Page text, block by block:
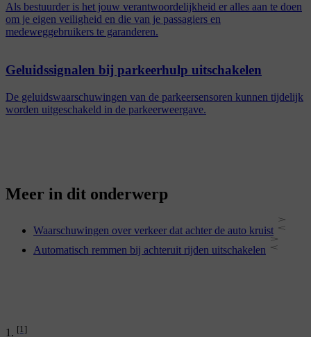
[1]
Als bestuurder is het jouw verantwoordelijkheid er alles aan te doen
om je eigen veiligheid en die van je passagiers en
medeweggebruikers te garanderen.
Geluidssignalen bij parkeerhulp uitschakelen
De geluidswaarschuwingen van de parkeersensoren kunnen tijdelijk
worden uitgeschakeld in de parkeerweergave.
Meer in dit onderwerp
Waarschuwingen over verkeer dat achter de auto kruist
Automatisch remmen bij achteruit rijden uitschakelen